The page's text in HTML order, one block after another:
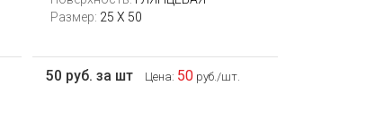
Размер: 25 Х 50
50 руб. за шт Цена: 50 руб./шт.